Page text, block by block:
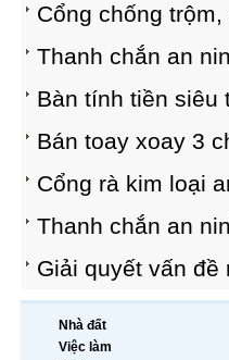
Cổng chống
Thanh chắn an
Bàn tính tiền siêu
Bán toay xoay 3
Cổng rà kim loại
Thanh chắn an
Giải quyết vấn
Nhà đất
Việc làm